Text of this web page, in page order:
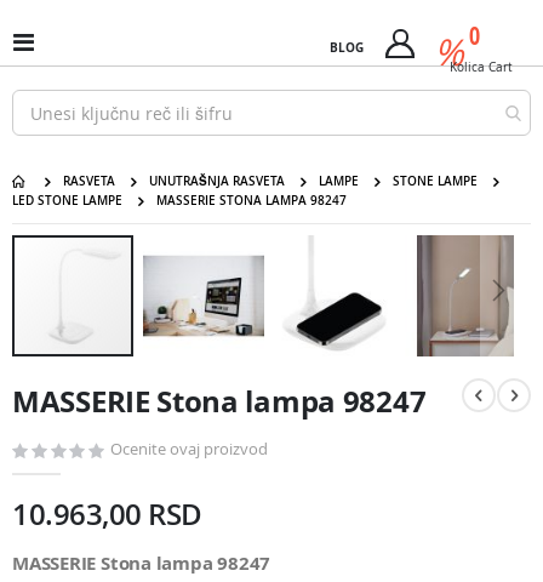
na
sadržaj
Uključi
/
isključi
Nav
BLOG %
Cart 0
Kolica Cart
RASVETA UNUTRAŠNJA RASVETA LAMPE
STONE LAMPE
LED STONE LAMPE
MASSERIE STONA LAMPA 98247
MASSERIE Stona lampa 98247
početak
galerije
MASSERIE Stona lampa 98247
Ocenite ovaj proizvod
10.963,00 RSD
MASSERIE Stona lampa 98247